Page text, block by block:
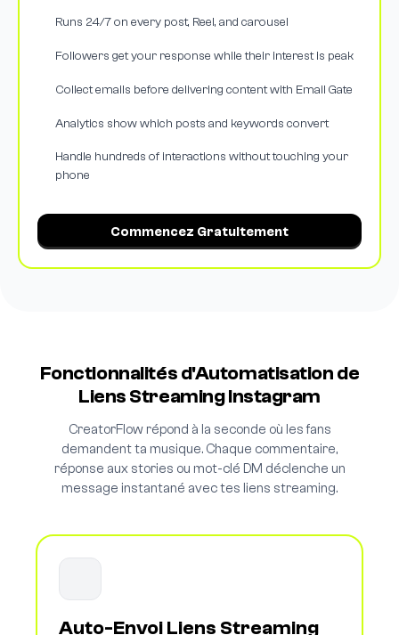
Runs 24/7 on every post, Reel, and carousel
Followers get your response while their interest is peak
Collect emails before delivering content with Email Gate
Analytics show which posts and keywords convert
Handle hundreds of interactions without touching your
phone
Commencez Gratuitement
Fonctionnalités d'Automatisation de
Liens Streaming Instagram
CreatorFlow répond à la seconde où les fans
demandent ta musique. Chaque commentaire,
réponse aux stories ou mot-clé DM déclenche un
message instantané avec tes liens streaming.
Auto-Envoi Liens Streaming